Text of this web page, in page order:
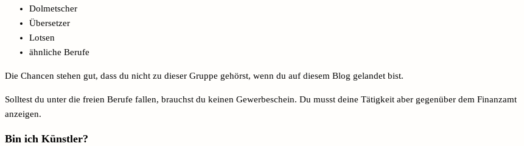
Dolmetscher
Übersetzer
Lotsen
ähnliche Berufe
Die Chancen stehen gut, dass du nicht zu dieser Gruppe gehörst, wenn du auf diesem Blog gelandet bist.
Solltest du unter die freien Berufe fallen, brauchst du keinen Gewerbeschein. Du musst deine Tätigkeit aber gegenüber dem Finanzamt
anzeigen.
Bin ich Künstler?